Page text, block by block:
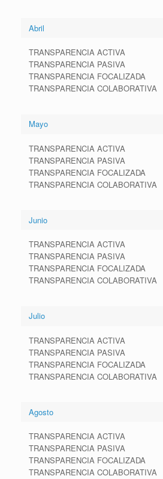
Abril
TRANSPARENCIA ACTIVA
TRANSPARENCIA PASIVA
TRANSPARENCIA FOCALIZADA
TRANSPARENCIA COLABORATIVA
Mayo
TRANSPARENCIA ACTIVA
TRANSPARENCIA PASIVA
TRANSPARENCIA FOCALIZADA
TRANSPARENCIA COLABORATIVA
Junio
TRANSPARENCIA ACTIVA
TRANSPARENCIA PASIVA
TRANSPARENCIA FOCALIZADA
TRANSPARENCIA COLABORATIVA
Julio
TRANSPARENCIA ACTIVA
TRANSPARENCIA PASIVA
TRANSPARENCIA FOCALIZADA
TRANSPARENCIA COLABORATIVA
Agosto
TRANSPARENCIA ACTIVA
TRANSPARENCIA PASIVA
TRANSPARENCIA FOCALIZADA
TRANSPARENCIA COLABORATIVA